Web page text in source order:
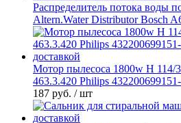
Распределитель потока воды
Altern.Water Distributor Bosch
Мотор пылесоса 1800w H 114/
463.3.420 Philips
187 руб. / шт